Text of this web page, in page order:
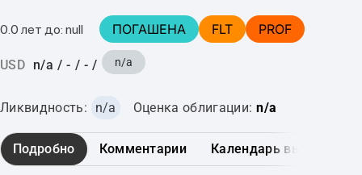
0.0 лет до: null ПОГАШЕНА FLT PROF
USD n/a / - / - / n/a
Ликвидность: n/a Оценка облигации: n/a
Подробно Комментарии Календарь выплат